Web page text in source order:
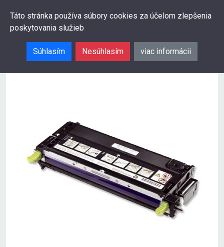
Táto stránka používa súbory cookies za účelom zlepšenia
poskytovania služieb
Súhlasím Nesúhlasím viac informácii